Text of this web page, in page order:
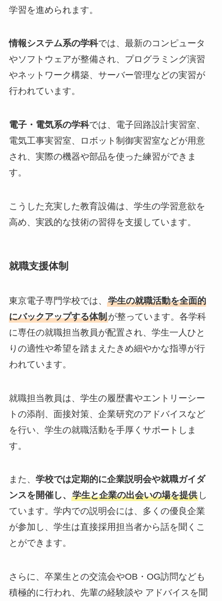
学習を進められます。
情報システム系の学科では、最新のコンピュータ
やソフトウェアが整備され、プログラミング演習
やネットワーク構築、サーバー管理などの実習が
行われています。
電子・電気系の学科では、電子回路設計実習室、
電気工事実習室、ロボット制御実習室などが用意
され、実際の機器や部品を使った練習ができま
す。
こうした充実した教育設備は、学生の学習意欲を
高め、実践的な技術の習得を支援しています。
就職支援体制
東京電子専門学校では、 学生の就職活動を全面的
にバックアップする体制が整っています。各学科
に専任の就職担当教員が配置され、学生一人ひと
りの適性や希望を踏まえたきめ細やかな指導が行
われています。
就職担当教員は、学生の履歴書やエントリーシー
トの添削、面接対策、企業研究のアドバイスなど
を行い、学生の就職活動を手厚くサポートしま
す。
また、 学校では定期的に企業説明会や就職ガイダ
ンスを開催し、 学生と企業の出会いの場を提供し
ています。学内での説明会には、多くの優良企業
が参加し、学生は直接採用担当者から話を聞くこ
とができます。
さらに、卒業生との交流会やOB・OG訪問なども
積極的に行われ、先輩の経験談や アドバイスを聞